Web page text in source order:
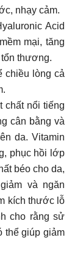
nhạy cảm.
Acid
mại, tăng
thương.
chiều lòng cả
chất nổi tiếng
cân bằng và
da. Vitamin
phục hồi lớp
béo cho da,
và ngăn
kích thước lỗ
cho rằng sử
thể giúp giảm